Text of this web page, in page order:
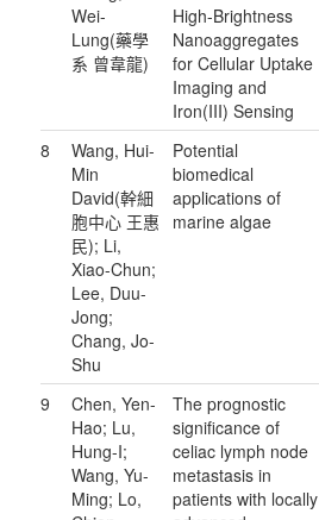
Wei-
Lung(藥學
系 曾韋龍)
High-Brightness
Nanoaggregates
for Cellular Uptake
Imaging and
Iron(III) Sensing
8
Wang, Hui-
Min
David(幹細
胞中心 王惠
民); Li,
Xiao-Chun;
Lee, Duu-
Jong;
Chang, Jo-
Shu
Potential
biomedical
applications of
marine algae
9
Chen, Yen-
Hao; Lu,
Hung-I;
Wang, Yu-
Ming; Lo,
The prognostic
significance of
celiac lymph node
metastasis in
patients with locally